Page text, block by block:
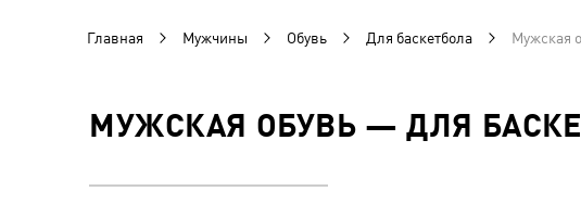
Главная Мужчины Обувь Для баскетбола Мужская
МУЖСКАЯ ОБУВЬ — ДЛЯ